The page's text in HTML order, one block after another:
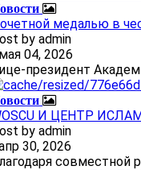
медалью в
by admin
04, 2026
президент
И ЦЕНТР
by admin
30, 2026
совместной